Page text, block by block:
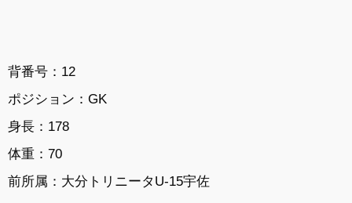
背番号：12
ポジション：GK
身長：178
体重：70
前所属：大分トリニータU-15宇佐